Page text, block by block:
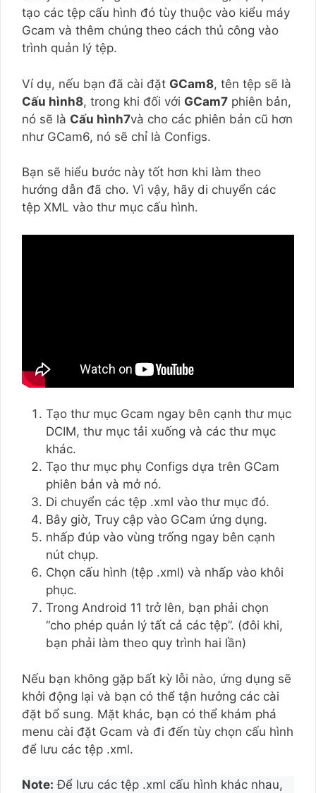
tạo các tệp cấu hình đó tùy thuộc vào kiểu máy
Gcam và thêm chúng theo cách thủ công vào
trình quản lý tệp.
Ví dụ, nếu bạn đã cài đặt GCam8, tên tệp sẽ là
Cấu hình8, trong khi đối với GCam7 phiên bản,
nó sẽ là Cấu hình7và cho các phiên bản cũ hơn
như GCam6, nó sẽ chỉ là Configs.
Bạn sẽ hiểu bước này tốt hơn khi làm theo
hướng dẫn đã cho. Vì vậy, hãy di chuyển các
tệp XML vào thư mục cấu hình.
Tạo thư mục Gcam ngay bên cạnh thư mục
DCIM, thư mục tải xuống và các thư mục
khác.
Tạo thư mục phụ Configs dựa trên GCam
phiên bản và mở nó.
Di chuyển các tệp .xml vào thư mục đó.
Bây giờ, Truy cập vào GCam ứng dụng.
nhấp đúp vào vùng trống ngay bên cạnh
nút chụp.
Chọn cấu hình (tệp .xml) và nhấp vào khôi
phục.
Trong Android 11 trở lên, bạn phải chọn
“cho phép quản lý tất cả các tệp”. (đôi khi,
bạn phải làm theo quy trình hai lần)
Nếu bạn không gặp bất kỳ lỗi nào, ứng dụng sẽ
khởi động lại và bạn có thể tận hưởng các cài
đặt bổ sung. Mặt khác, bạn có thể khám phá
menu cài đặt Gcam và đi đến tùy chọn cấu hình
để lưu các tệp .xml.
Note: Để lưu các tệp .xml cấu hình khác nhau,